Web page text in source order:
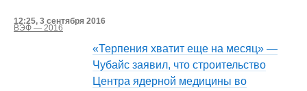
12:25, 3 сентября 2016
ВЭФ — 2016
«Терпения хватит еще на месяц» —
Чубайс заявил, что строительство
Центра ядерной медицины во